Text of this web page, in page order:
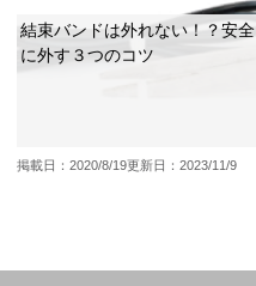
結束バンドは外れない！？安全
に外す３つのコツ
掲載日：2020/8/19更新日：2023/11/9